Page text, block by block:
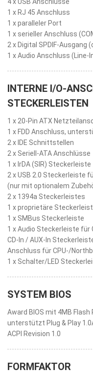
1 x RJ 45 Anschluss
1 x paralleler Port
1 x serieller Anschluss
2 x Digital SPDIF-Ausgang
1 x Audio Anschluss (Line-
INTERNE I/O-
STECKERLEISTEN
1 x 20-Pin ATX
1 x FDD Anschluss,
2 x IDE Schnittstellen
2 x Seriell-ATA Anschlüsse
1 x IrDA (SIR) Steckerleiste
2 x USB 2.0 Steckerleiste
(nur mit optionalem
2 x 1394a Steckerleistes
1 x proprietäre
1 x SMBus Steckerleiste
1 x Audio Steckerleiste für
CD-In / AUX-In
Anschluss für CPU-/
1 x Schalter/LED
SYSTEM BIOS
Award BIOS mit 4MB Flash
unterstützt Plug & Play
ACPI Revision 1.0
FORMFAKTOR